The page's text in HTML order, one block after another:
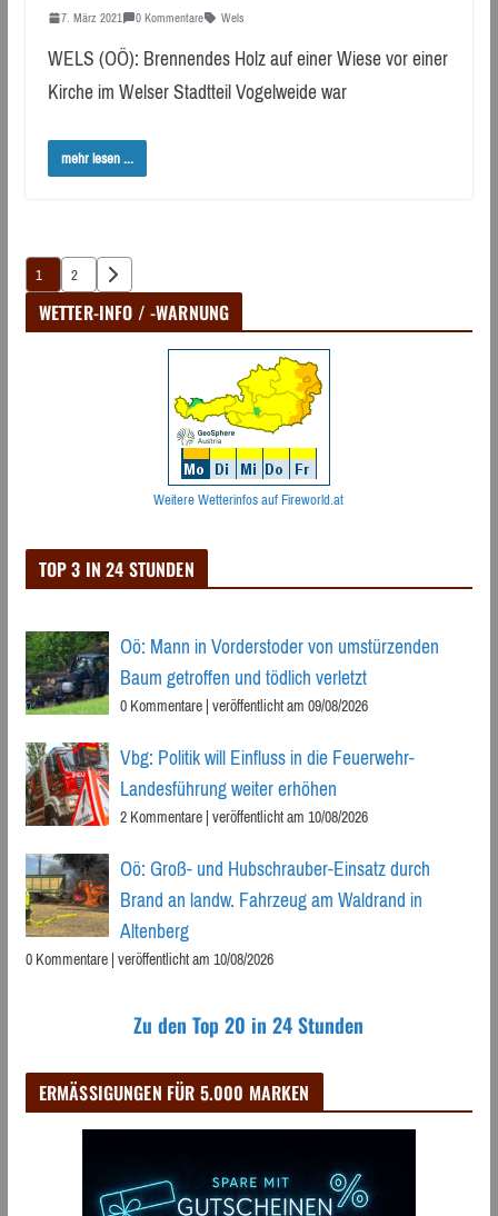
7. März 2021 0 Kommentare Wels
WELS (OÖ): Brennendes Holz auf einer Wiese vor einer
Kirche im Welser Stadtteil Vogelweide war
mehr lesen ...
Seitennummerierung
der
1 2
WETTER-INFO / -WARNUNG
Weitere Wetterinfos auf Fireworld.at
TOP 3 IN 24 STUNDEN
Oö: Mann in Vorderstoder von umstürzenden
Baum getroffen und tödlich verletzt
0 Kommentare|veröffentlicht am 09/08/2026
Vbg: Politik will Einfluss in die Feuerwehr-
Landesführung weiter erhöhen
2 Kommentare|veröffentlicht am 10/08/2026
Oö: Groß- und Hubschrauber-Einsatz durch
Brand an landw. Fahrzeug am Waldrand in
Altenberg
0 Kommentare|veröffentlicht am 10/08/2026
Zu den Top 20 in 24 Stunden
ERMÄSSIGUNGEN FÜR 5.000 MARKEN